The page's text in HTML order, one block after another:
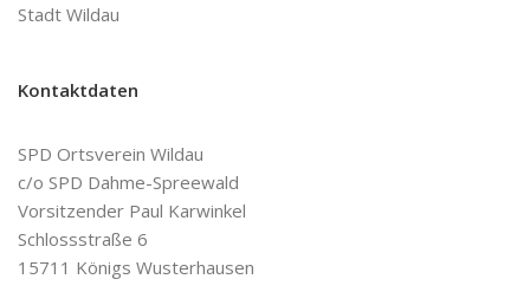
Stadt Wildau
Kontaktdaten
SPD Ortsverein Wildau
c/o SPD Dahme-Spreewald
Vorsitzender Paul Karwinkel
Schlossstraße 6
15711 Königs Wusterhausen